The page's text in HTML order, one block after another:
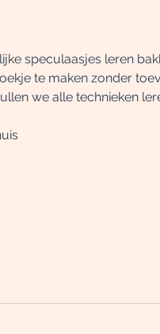
speculaasjes leren
te maken zonder
we alle technieken